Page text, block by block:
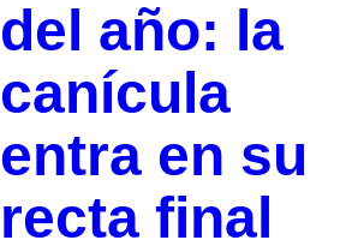
del año: la
canícula
entra en su
recta final